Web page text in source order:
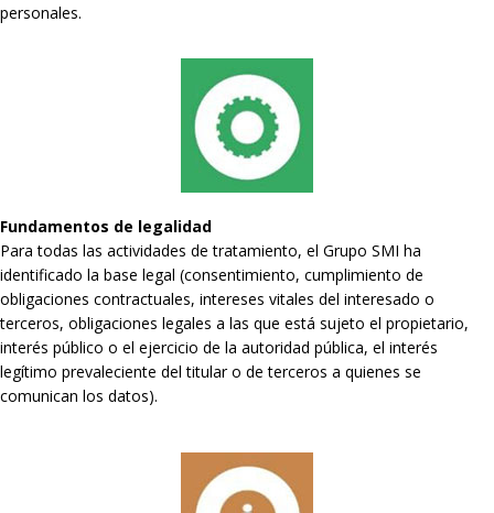
personales.
Fundamentos de legalidad
Para todas las actividades de tratamiento, el Grupo SMI ha
identificado la base legal (consentimiento, cumplimiento de
obligaciones contractuales, intereses vitales del interesado o
terceros, obligaciones legales a las que está sujeto el propietario,
interés público o el ejercicio de la autoridad pública, el interés
legítimo prevaleciente del titular o de terceros a quienes se
comunican los datos).